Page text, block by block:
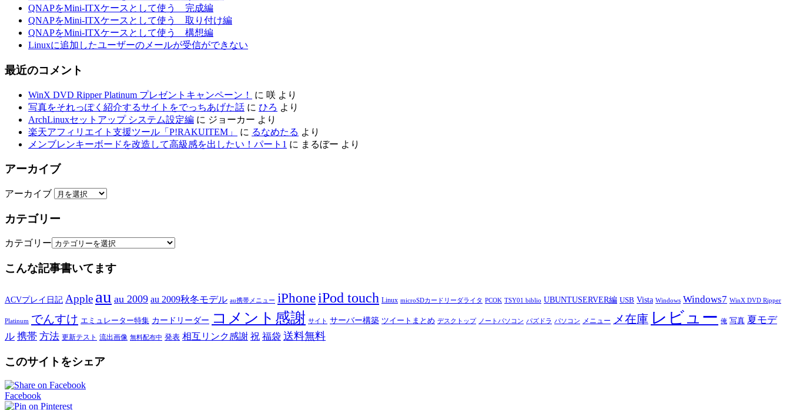
QNAPをMini-ITXケースとして使う 完成編
QNAPをMini-ITXケースとして使う 取り付け編
QNAPをMini-ITXケースとして使う 構想編
Linuxに追加したユーザーのメールが受信ができない
最近のコメント
WinX DVD Ripper Platinum プレゼントキャンペーン！ に 咲 より
写真をそれっぽく紹介するサイトをでっちあげた話 に ひろ より
ArchLinuxセットアップ システム設定編 に ジョーカー より
楽天アフィリエイト支援ツール「P!RAKUITEM」
に るなめたる より
メンブレンキーボードを改造して高級感を出したい！パート1 に まるぼー より
アーカイブ
アーカイブ
カテゴリー
カテゴリー
こんな記事書いてます
ACVプレイ日記 Apple au au 2009 au 2009秋冬モデル au携帯メニュー iPhoneiPod touch Linux microSDカードリーダライタ PCOK TSY01 biblio UBUNTUSERVER編 USB Vista Windows Windows7 WinX DVD Ripper
Platinum でんすけ エミュレーター特集 カードリーダー コメント感謝 サイト サーバー構築 ツイートまとめ デスクトップ ノートパソコン パズドラ パソコン メニュー メ在庫 レビュー 俺 写真 夏モデ
ル 携帯 方法 更新テスト 流出画像 無料配布中 発表 相互リンク感謝 祝 福袋 送料無料
このサイトをシェア
Facebook